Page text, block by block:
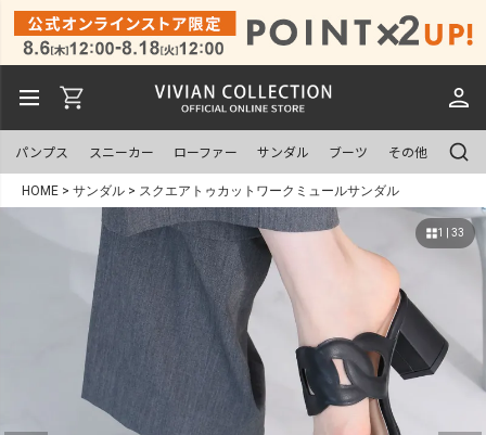
パンプス スニーカー ローファー サンダル ブーツ その他
HOME サンダル スクエアトゥカットワークミュールサンダル
1 | 33